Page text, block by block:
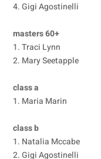
4. Gigi Agostinelli
masters 60+
1. Traci Lynn
2. Mary Seetapple
class a
1. Maria Marin
class b
1. Natalia Mccabe
2. Gigi Agostinelli